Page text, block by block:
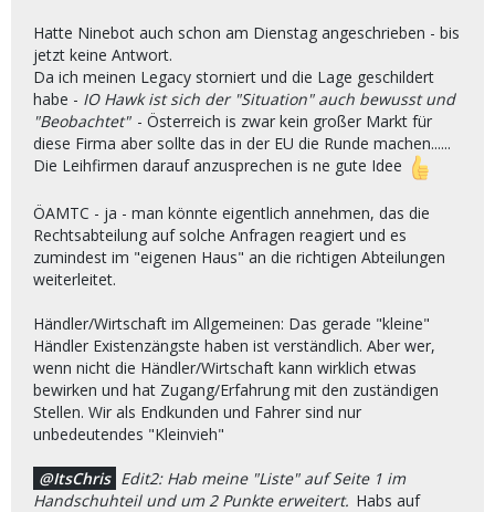
Hatte Ninebot auch schon am Dienstag angeschrieben - bis
jetzt keine Antwort.
Da ich meinen Legacy storniert und die Lage geschildert
habe - IO Hawk ist sich der "Situation" auch bewusst und
"Beobachtet" - Österreich is zwar kein großer Markt für
diese Firma aber sollte das in der EU die Runde machen......
Die Leihfirmen darauf anzusprechen is ne gute Idee
ÖAMTC - ja - man könnte eigentlich annehmen, das die
Rechtsabteilung auf solche Anfragen reagiert und es
zumindest im "eigenen Haus" an die richtigen Abteilungen
weiterleitet.
Händler/Wirtschaft im Allgemeinen: Das gerade "kleine"
Händler Existenzängste haben ist verständlich. Aber wer,
wenn nicht die Händler/Wirtschaft kann wirklich etwas
bewirken und hat Zugang/Erfahrung mit den zuständigen
Stellen. Wir als Endkunden und Fahrer sind nur
unbedeutendes "Kleinvieh"
ItsChris Edit2: Hab meine "Liste" auf Seite 1 im
Handschuhteil und um 2 Punkte erweitert. Habs auf